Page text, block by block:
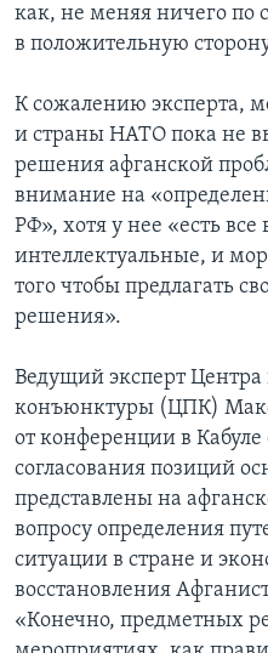
как, не меняя ничего по
в положительную
К сожалению эксперта,
и страны НАТО пока не
решения афганской
внимание на
РФ», хотя у нее «есть
интеллектуальные, и
того чтобы предлагать
решения».
Ведущий эксперт Центра
конъюнктуры (ЦПК)
от конференции в Кабуле
согласования позиций
представлены на
вопросу определения
ситуации в стране и
восстановления
«Конечно, предметных